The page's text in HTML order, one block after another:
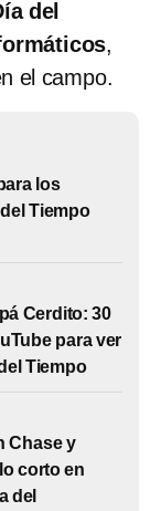
del
,
el campo.
los
Tiempo
Cerdito: 30
para ver
Tiempo
Chase y
corto en
del